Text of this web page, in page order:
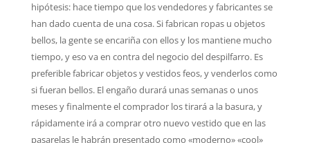
hipótesis: hace tiempo que los vendedores y fabricantes se
han dado cuenta de una cosa. Si fabrican ropas u objetos
bellos, la gente se encariña con ellos y los mantiene mucho
tiempo, y eso va en contra del negocio del despilfarro. Es
preferible fabricar objetos y vestidos feos, y venderlos como
si fueran bellos. El engaño durará unas semanas o unos
meses y finalmente el comprador los tirará a la basura, y
rápidamente irá a comprar otro nuevo vestido que en las
pasarelas le habrán presentado como «moderno» «cool»